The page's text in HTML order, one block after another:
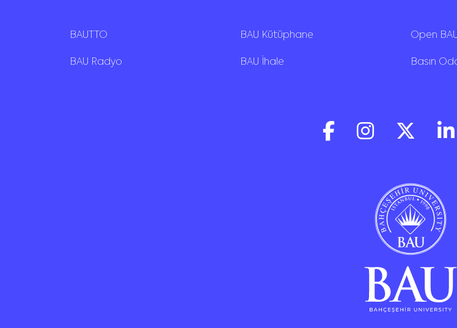
BAUTTO BAU Kütüphane Open
BAU Radyo BAU İhale Basın